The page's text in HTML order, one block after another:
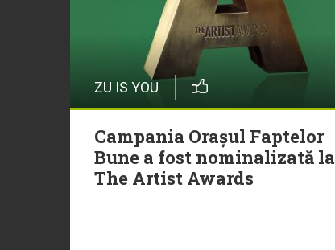
ZU IS YOU
Campania Orașul Faptelor
Bune a fost nominalizată la
The Artist Awards